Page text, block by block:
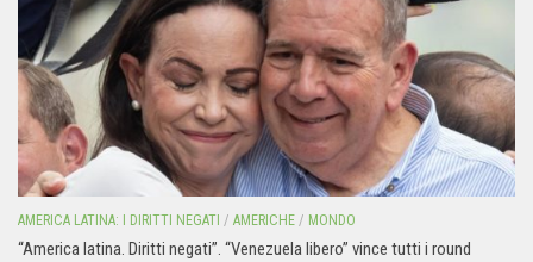
AMERICA LATINA: I DIRITTI NEGATI / AMERICHE / MONDO
“America latina. Diritti negati”. “Venezuela libero” vince tutti i round